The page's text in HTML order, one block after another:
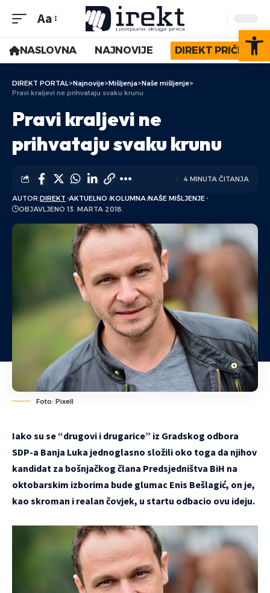
Aa
NASLOVNA NAJNOVIJE DIREKT PRIČE
DIREKT PORTAL>Najnovije>Mišljenja>Naše mišljenje>
Pravi kraljevi ne prihvataju svaku krunu
Pravi kraljevi ne
prihvataju svaku krunu
AUTOR:DIREKT AKTUELNO KOLUMNA NAŠE MIŠLJENJE
OBJAVLJENO 13. MARTA 2018.
4 MINUTA ČITANJA
Foto: Pixell
Iako su se “drugovi i drugarice” iz Gradskog odbora
SDP-a Banja Luka jednoglasno složili oko toga da njihov
kandidat za bošnjačkog člana Predsjedništva BiH na
oktobarskim izborima bude glumac Enis Bešlagić, on je,
kao skroman i realan čovjek, u startu odbacio ovu ideju.